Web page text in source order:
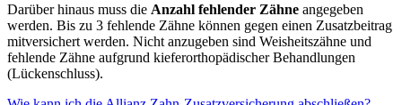
Darüber hinaus muss die Anzahl fehlender Zähne angegeben
werden. Bis zu 3 fehlende Zähne können gegen einen Zusatzbeitrag
mitversichert werden. Nicht anzugeben sind Weisheitszähne und
fehlende Zähne aufgrund kieferorthopädischer Behandlungen
(Lückenschluss).